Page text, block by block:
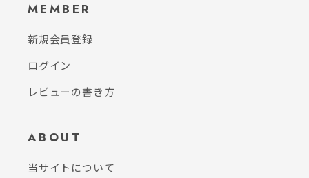
MEMBER
新規会員登録
ログイン
レビューの書き方
ABOUT
当サイトについて